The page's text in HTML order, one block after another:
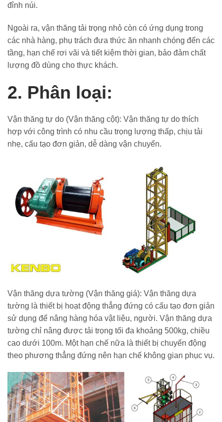
đỉnh núi.
Ngoài ra, vận thăng tải trọng nhỏ còn có ứng dụng trong
các nhà hàng, phụ trách đưa thức ăn nhanh chóng đến các
tầng, hạn chế rơi vãi và tiết kiệm thời gian, bảo đảm chất
lượng đồ dùng cho thực khách.
2. Phân loại:
Vận thăng tự do (Vận thăng cột): Vận thăng tự do thích
hợp với công trình có nhu cầu trọng lượng thấp, chịu tải
nhẹ, cấu tạo đơn giản, dễ dàng vận chuyển.
Vận thăng dựa tường (Vận thăng giá): Vận thăng dựa
tường là thiết bị hoạt động thẳng đứng có cấu tạo đơn giản
sử dụng để nâng hàng hóa vật liệu, người. Vận thăng dựa
tường chỉ nâng được tải trọng tối đa khoảng 500kg, chiều
cao dưới 100m. Một hạn chế nữa là thiết bị chuyển động
theo phương thẳng đứng nên hạn chế không gian phục vụ.